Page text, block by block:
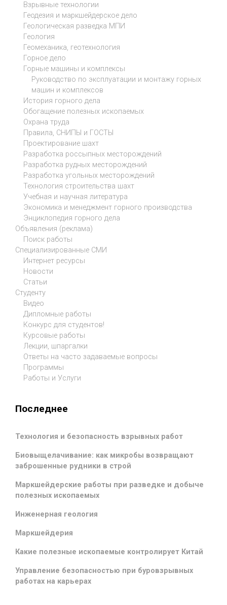
Взрывные технологии
Геодезия и маркшейдерское дело
Геологическая разведка МПИ
Геология
Геомеханика, геотехнология
Горное дело
Горные машины и комплексы
Руководство по эксплуатации и монтажу горных
машин и комплексов
История горного дела
Обогащение полезных ископаемых
Охрана труда
Правила, СНИПЫ и ГОСТЫ
Проектирование шахт
Разработка россыпных месторождений
Разработка рудных месторождений
Разработка угольных месторождений
Технология строительства шахт
Учебная и научная литература
Экономика и менеджмент горного производства
Энциклопедия горного дела
Объявления (реклама)
Поиск работы
Специализированные СМИ
Интернет ресурсы
Новости
Статьи
Студенту
Видео
Дипломные работы
Конкурс для студентов!
Курсовые работы
Лекции, шпаргалки
Ответы на часто задаваемые вопросы
Программы
Работы и Услуги
Последнее
Технология и безопасность взрывных работ
Биовыщелачивание: как микробы возвращают
заброшенные рудники в строй
Маркшейдерские работы при разведке и добыче
полезных ископаемых
Инженерная геология
Маркшейдерия
Какие полезные ископаемые контролирует Китай
Управление безопасностью при буровзрывных
работах на карьерах